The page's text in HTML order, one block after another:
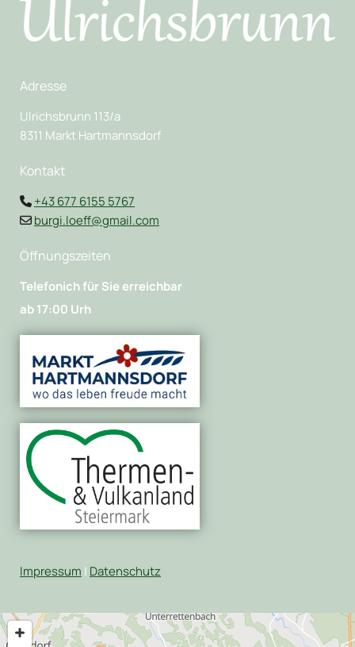
Adresse
Ulrichsbrunn 113/a
8311 Markt Hartmannsdorf
Kontakt
 +43 677 6155 5767
 burgi.loeff@gmail.com
Öffnungszeiten
Telefonich für Sie erreichbar
ab 17:00 Urh
Impressum | Datenschutz